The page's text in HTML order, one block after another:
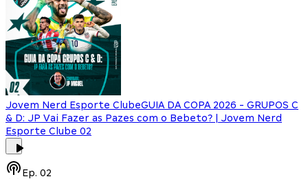
Jovem Nerd Esporte ClubeGUIA DA COPA 2026 - GRUPOS C
& D: JP Vai Fazer as Pazes com o Bebeto? | Jovem Nerd
Esporte Clube 02
Ep. 02